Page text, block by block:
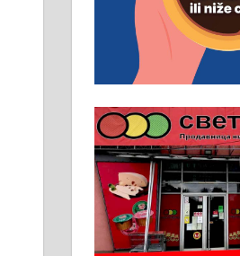
Ало таксију
категоријом. 064/
Потребна два
стоваришту
информација
стовариште у
Горког 26 сваког
8 до 15 часова.